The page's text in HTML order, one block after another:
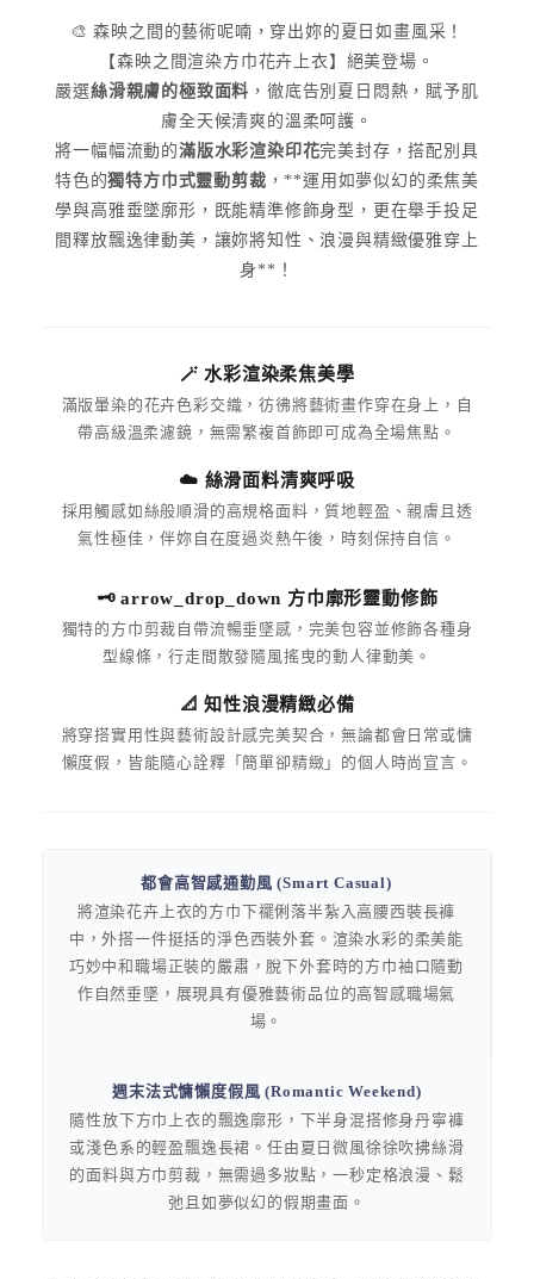
🎨 森映之間的藝術呢喃，穿出妳的夏日如畫風采！
【森映之間渲染方巾花卉上衣】絕美登場。
嚴選絲滑親膚的極致面料 ，徹底告別夏日悶熱，賦予肌
膚全天候清爽的溫柔呵護。
將一幅幅流動的滿版水彩渲染印花完美封存，搭配別具
特色的獨特方巾式靈動剪裁 ，**運用如夢似幻的柔焦美
學與高雅垂墜廓形，既能精準修飾身型，更在舉手投足
間釋放飄逸律動美，讓妳將知性、浪漫與精緻優雅穿上
身**！
🪄 水彩渲染柔焦美學
滿版暈染的花卉色彩交織，彷彿將藝術畫作穿在身上，自
帶高級溫柔濾鏡，無需繁複首飾即可成為全場焦點。
☁️ 絲滑面料清爽呼吸
採用觸感如絲般順滑的高規格面料，質地輕盈、親膚且透
氣性極佳，伴妳自在度過炎熱午後，時刻保持自信。
🗝 arrow_drop_down 方巾廓形靈動修飾
獨特的方巾剪裁自帶流暢垂墜感，完美包容並修飾各種身
型線條，行走間散發隨風搖曳的動人律動美。
📐 知性浪漫精緻必備
將穿搭實用性與藝術設計感完美契合，無論都會日常或慵
懶度假，皆能隨心詮釋「簡單卻精緻」的個人時尚宣言。
都會高智感通勤風 (Smart Casual)
將渲染花卉上衣的方巾下襬俐落半紮入高腰西裝長褲
中，外搭一件挺括的淨色西裝外套。渲染水彩的柔美能
巧妙中和職場正裝的嚴肅，脫下外套時的方巾袖口隨動
作自然垂墜，展現具有優雅藝術品位的高智感職場氣
場。
週末法式慵懶度假風 (Romantic Weekend)
隨性放下方巾上衣的飄逸廓形，下半身混搭修身丹寧褲
或淺色系的輕盈飄逸長裙。任由夏日微風徐徐吹拂絲滑
的面料與方巾剪裁，無需過多妝點，一秒定格浪漫、鬆
弛且如夢似幻的假期畫面。